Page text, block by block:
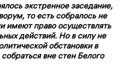
экстренное заседание,
то есть собралось не
имеют право осуществлять
действий. Но в силу не
обстановки в
вне стен Белого